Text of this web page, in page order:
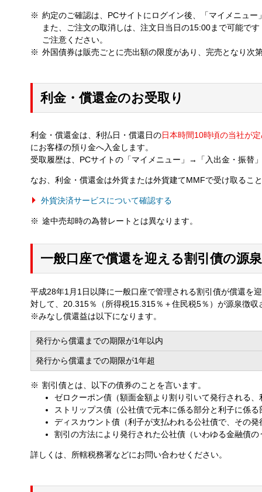
約定のご確認は、PCサイトにログイン後、「マイメニュ
また、ご注文の取消しは、注文日当日の15:00まで可能で
ご注意ください。
外国債券は販売ごとに売出額の限度があり、完売となり次
利金・償還金のお受取り
利金・償還金は、利払日・償還日の日本時間10時頃の当社が
にお客様の預り金へ入金します。
受取履歴は、PCサイトの「マイメニュー」→「入出金・振替
なお、利金・償還金は外貨または外貨建てMMFで受け取るこ
外貨決済サービスについて確認する
途中売却時の為替レートとは異なります。
一般口座で償還を迎える割引債の源
平成28年1月1日以降に一般口座で管理される割引債が償還を
対して、20.315％（所得税15.315％＋住民税5％）が源泉徴収
※みなし償還益は以下になります。
発行から償還までの期限が1年以内
発行から償還までの期限が1年超
割引債とは、以下の債券のことを言います。
ゼロクーポン債（額面金額より割り引いて発行される
ストリップス債（公社債で元本に係る部分と利子に係
ディスカウント債（利子が支払われる公社債で、その
割引の方法により発行された公社債（いわゆる金融債
詳しくは、所轄税務署などにお問い合わせください。